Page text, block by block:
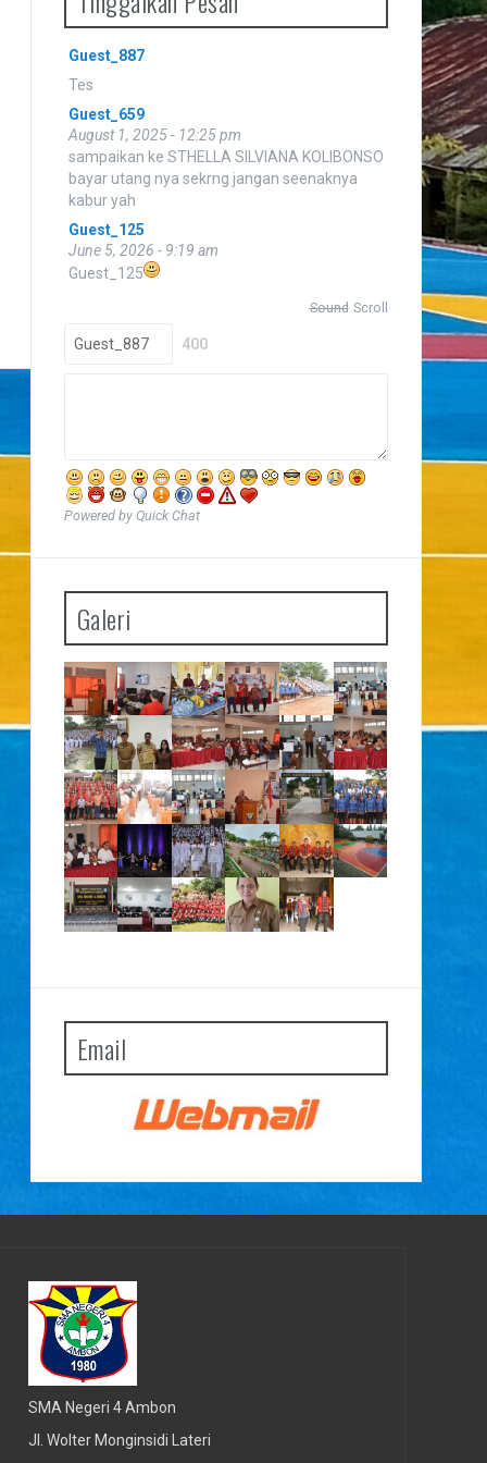
Guest_887
July 27, 2025 - 5:23 pm
Tes
Guest_659
August 1, 2025 - 12:25 pm
sampaikan ke STHELLA SILVIANA KOLIBONSO
bayar utang nya sekrng jangan seenaknya
kabur yah
Guest_125
June 5, 2026 - 9:19 am
Guest_125
Scroll
Sound
400
Powered by Quick Chat
Galeri
Email
SMA Negeri 4 Ambon
Jl. Wolter Monginsidi Lateri